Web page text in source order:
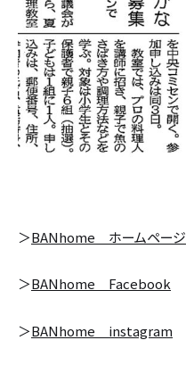
不動産情報
無料相談 イベント
＞BANhome ホームページ
＞BANhome Facebook
＞BANhome instagram